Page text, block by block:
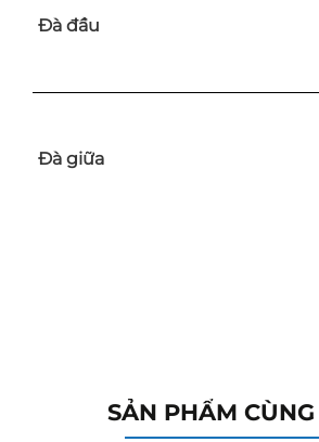
Đà đầu
Đà giữa
SẢN PHẨM